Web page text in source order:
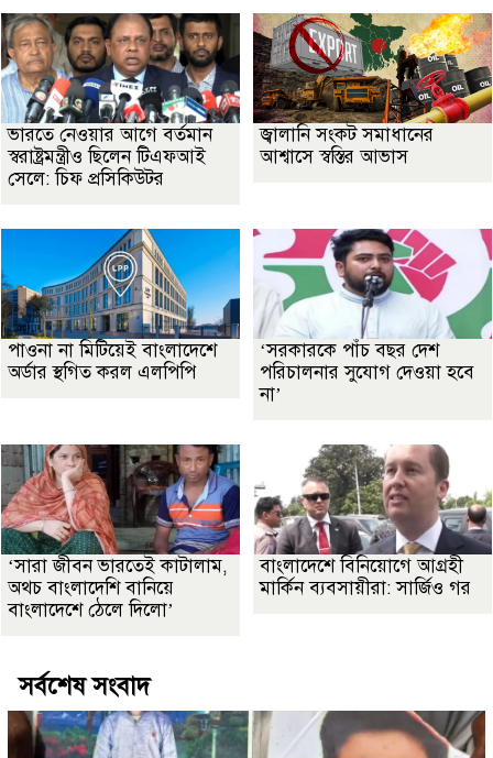
ভারতে নেওয়ার আগে বর্তমান
স্বরাষ্ট্রমন্ত্রীও ছিলেন টিএফআই
সেলে: চিফ প্রসিকিউটর
জ্বালানি সংকট সমাধানের
আশ্বাসে স্বস্তির আভাস
পাওনা না মিটিয়েই বাংলাদেশে
অর্ডার স্থগিত করল এলপিপি
‘সরকারকে পাঁচ বছর দেশ
পরিচালনার সুযোগ দেওয়া হবে
না’
‘সারা জীবন ভারতেই কাটালাম,
অথচ বাংলাদেশি বানিয়ে
বাংলাদেশে ঠেলে দিলো’
বাংলাদেশে বিনিয়োগে আগ্রহী
মার্কিন ব্যবসায়ীরা: সার্জিও গর
সর্বশেষ সংবাদ